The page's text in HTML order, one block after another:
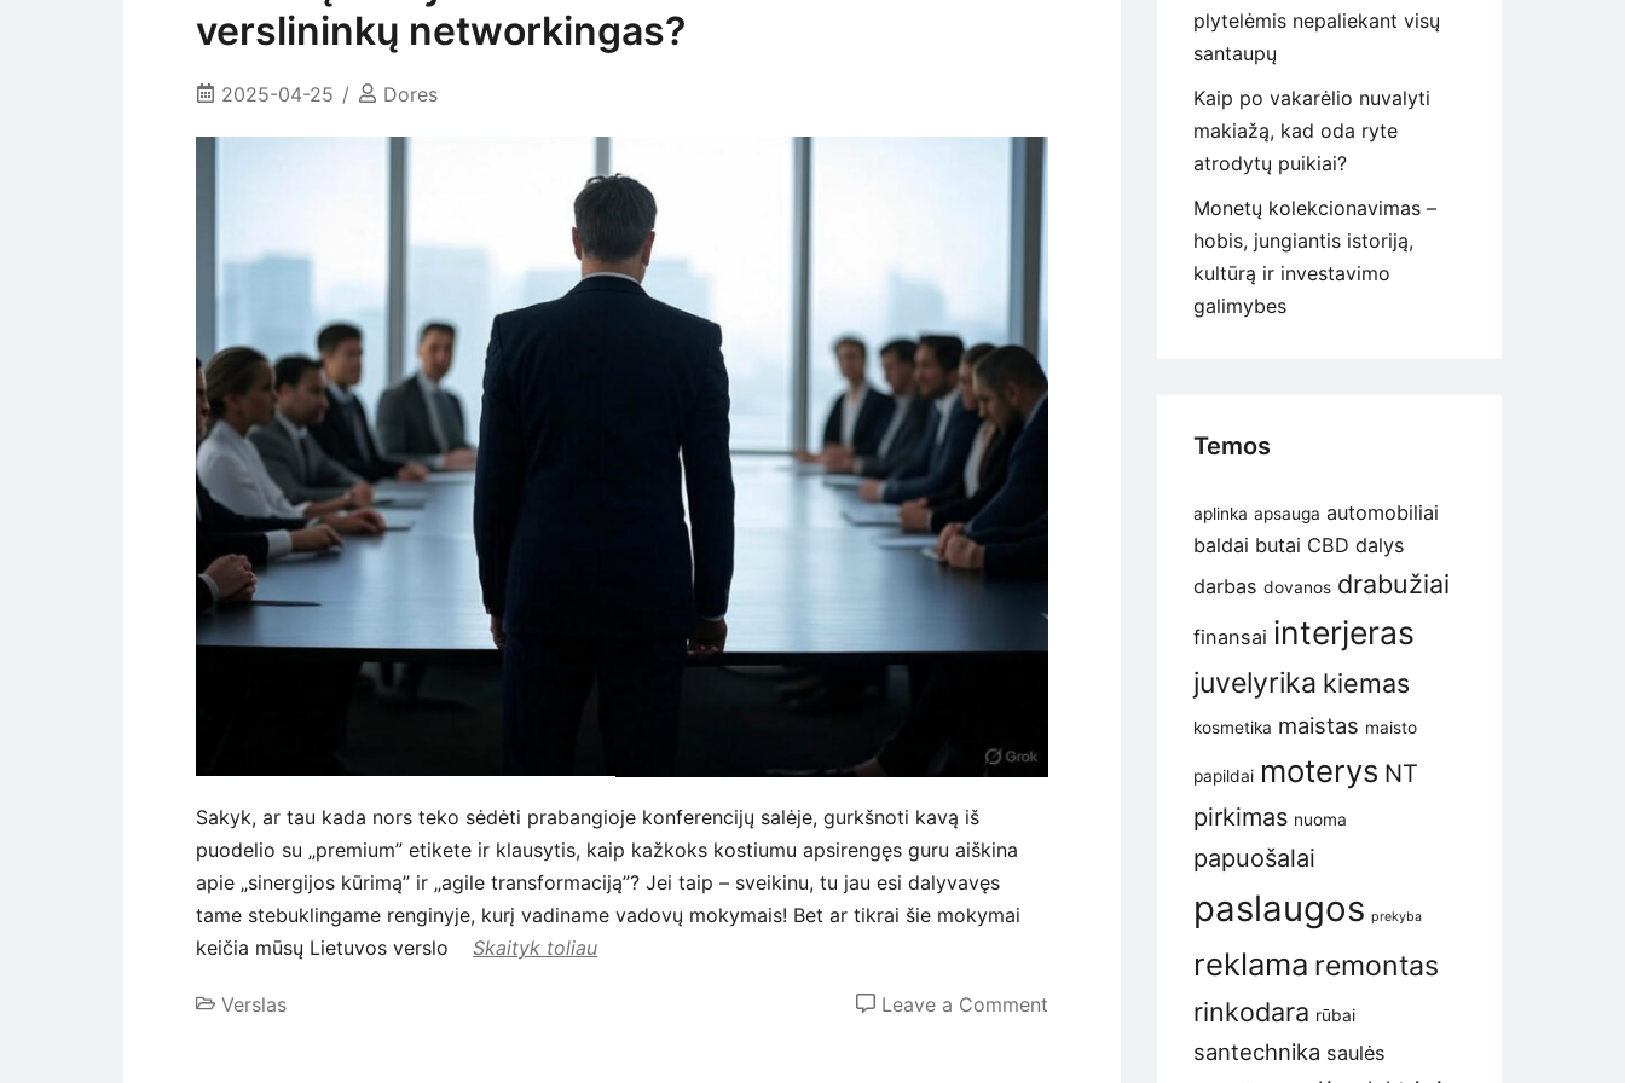
verslininkų networkingas?
2025-04-25 Dores
Sakyk, ar tau kada nors teko sėdėti prabangioje konferencijų salėje, gurkšnoti kavą iš
puodelio su „premium” etikete ir klausytis, kaip kažkoks kostiumu apsirengęs guru aiškina
apie „sinergijos kūrimą” ir „agile transformaciją”? Jei taip – sveikinu, tu jau esi dalyvavęs
tame stebuklingame renginyje, kurį vadiname vadovų mokymais! Bet ar tikrai šie mokymai
keičia mūsų Lietuvos verslo
Skaityk toliau
Verslas Leave a Comment
plytelėmis nepaliekant visų
santaupų
Kaip po vakarėlio nuvalyti
makiažą, kad oda ryte
atrodytų puikiai?
Monetų kolekcionavimas –
hobis, jungiantis istoriją,
kultūrą ir investavimo
galimybes
Temos
aplinka apsauga automobiliai
baldai butai CBD dalys
darbas dovanos drabužiai
finansai interjeras
juvelyrika kiemas
kosmetika maistas maisto
papildai moterys NT
pirkimas nuoma
papuošalai
paslaugos prekyba
reklama remontas
rinkodara rūbai
santechnika saulės